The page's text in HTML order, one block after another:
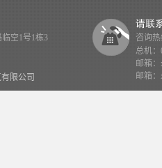
限公司
空1号1栋3
咨询热
总机：
邮箱
邮箱